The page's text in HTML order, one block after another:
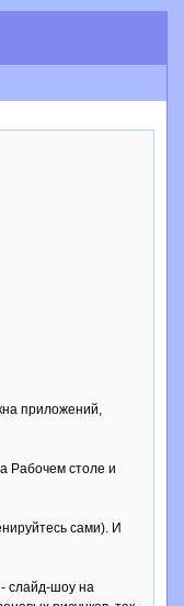
приложений,
Рабочем столе и
сами). И
- слайд-шоу на